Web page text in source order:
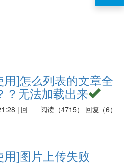
用]怎么列表的文章全
？无法加载出来
阅读（4715） 回复（6）
| 回
用]图片上传失败